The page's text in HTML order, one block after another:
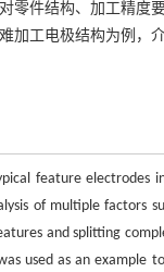
零件结构、加工精度
加工电极结构为例，
feature electrodes
of multiple factors
and splitting
used as an example